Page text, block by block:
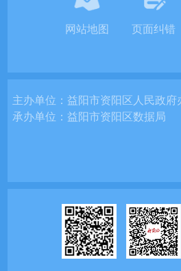
网站地图 页面纠错
主办单位：益阳市资阳区人民政府
承办单位：益阳市资阳区数据局